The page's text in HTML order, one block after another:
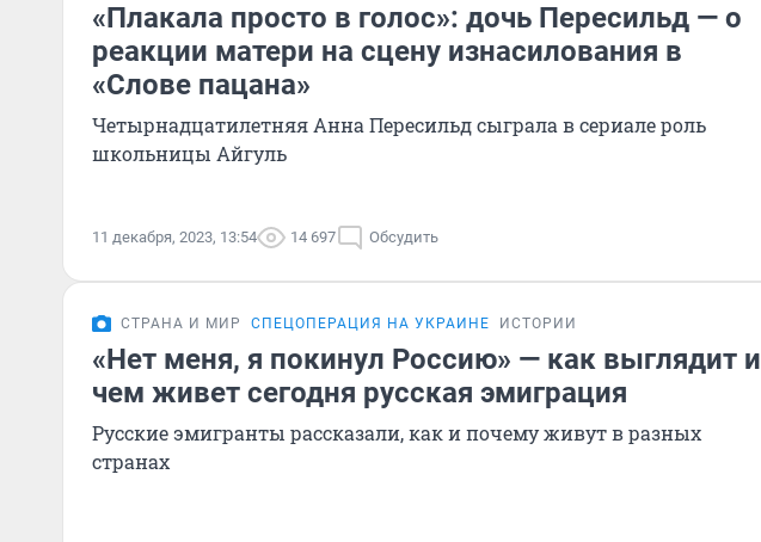
«Плакала просто в голос»: дочь Пересильд — о
реакции матери на сцену изнасилования в
«Слове пацана»
Четырнадцатилетняя Анна Пересильд сыграла в сериале роль
школьницы Айгуль
11 декабря, 2023, 13:54 14 697 Обсудить
СТРАНА И МИР СПЕЦОПЕРАЦИЯ НА УКРАИНЕ ИСТОРИИ
«Нет меня, я покинул Россию» — как выглядит и
чем живет сегодня русская эмиграция
Русские эмигранты рассказали, как и почему живут в разных
странах